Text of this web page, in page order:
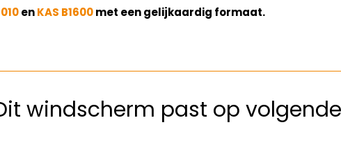
enKAS B1600met een gelijkaardig formaat.
windscherm past op